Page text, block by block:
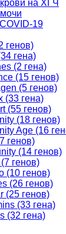
на ХГЧ
19
генов)
гена)
(2 гена)
(15 генов)
(5 генов)
(33 гена)
(55 генов)
(18 генов)
Age (16
генов)
(14 генов)
генов)
(10 генов)
(26 генов)
(25 генов)
(33 гена)
(32 гена)